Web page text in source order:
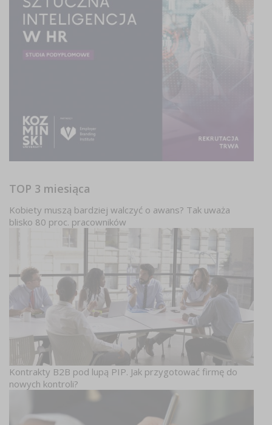
TOP 3 miesiąca
Kobiety muszą bardziej walczyć o awans? Tak uważa
blisko 80 proc. pracowników
Kontrakty B2B pod lupą PIP. Jak przygotować firmę do
nowych kontroli?